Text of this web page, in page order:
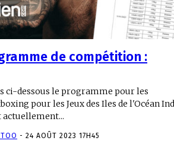
de compétition :
ci-dessous le programme pour les
pour les Jeux des Iles de l'Océan
actuellement...
- 24 AOÛT 2023 17H45